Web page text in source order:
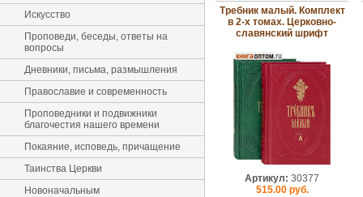
Искусство
Проповеди, беседы, ответы на
вопросы
Дневники, письма, размышления
Православие и современность
Проповедники и подвижники
благочестия нашего времени
Покаяние, исповедь, причащение
Таинства Церкви
Новоначальным
Требник малый. Комплект
в 2-х томах. Церковно-
славянский шрифт
Артикул: 30377
515.00 руб.